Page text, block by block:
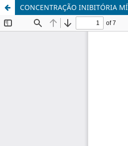
CONCENTRAÇÃO INIBITÓRIA